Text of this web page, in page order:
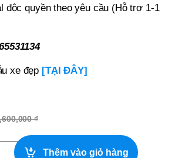
độc quyền theo yêu cầu (Hỗ trợ 1-1
xe đẹp [TẠI ĐÂY]
₫
Ép Màu Xanh Dương Ngang
Thêm vào giỏ hàng